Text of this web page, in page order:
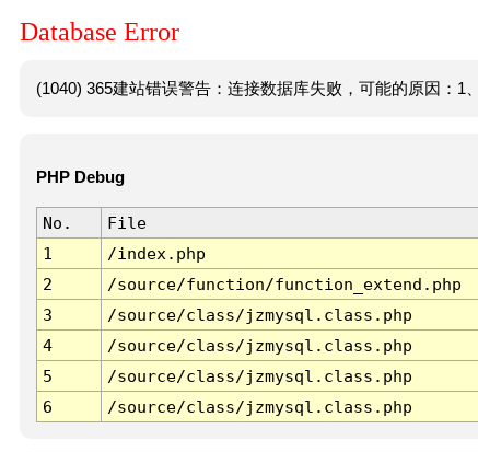
Database Error
(1040) 365建站错误警告：连接数据库失败，可能的原因：1
PHP Debug
No. File
1
/index.php
2
/source/function/function_extend.php
3
/source/class/jzmysql.class.php
4
/source/class/jzmysql.class.php
5
/source/class/jzmysql.class.php
6
/source/class/jzmysql.class.php